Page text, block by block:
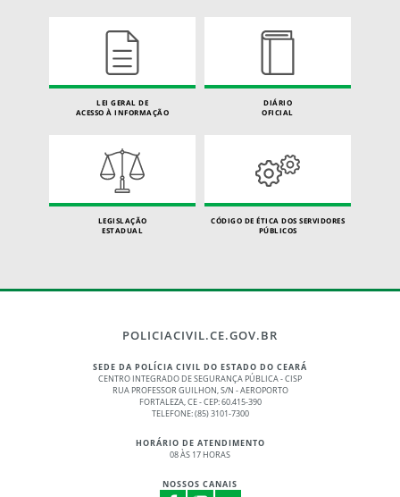
LEI GERAL DE
ACESSO À INFORMAÇÃO
DIÁRIO
OFICIAL
LEGISLAÇÃO
ESTADUAL
CÓDIGO DE ÉTICA DOS SERVIDORES
PÚBLICOS
POLICIACIVIL.CE.GOV.BR
SEDE DA POLÍCIA CIVIL DO ESTADO DO CEARÁ
CENTRO INTEGRADO DE SEGURANÇA PÚBLICA - CISP
RUA PROFESSOR GUILHON, S/N - AEROPORTO
FORTALEZA, CE - CEP: 60.415-390
TELEFONE: (85) 3101-7300
HORÁRIO DE ATENDIMENTO
08 ÀS 17 HORAS
NOSSOS CANAIS